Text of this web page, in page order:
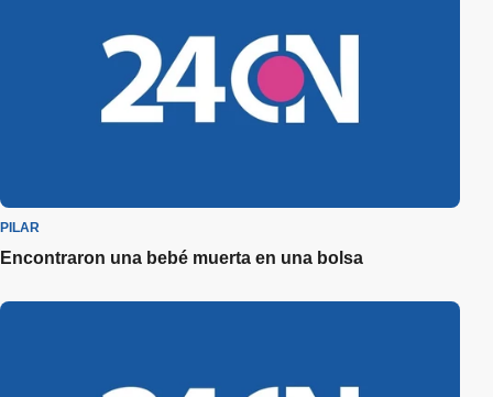
PILAR
Encontraron una bebé muerta en una bolsa